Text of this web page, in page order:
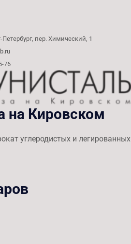
Петербург, пер. Химический, 1
76
на Кировском
углеродистых и легированных